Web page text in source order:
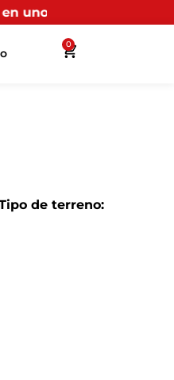
propios, recibirás
0
de terreno: